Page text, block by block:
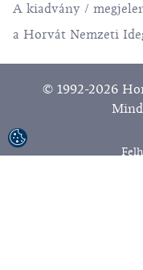
A kiadvány /
a Horvát Nemzeti
© 1992-2026